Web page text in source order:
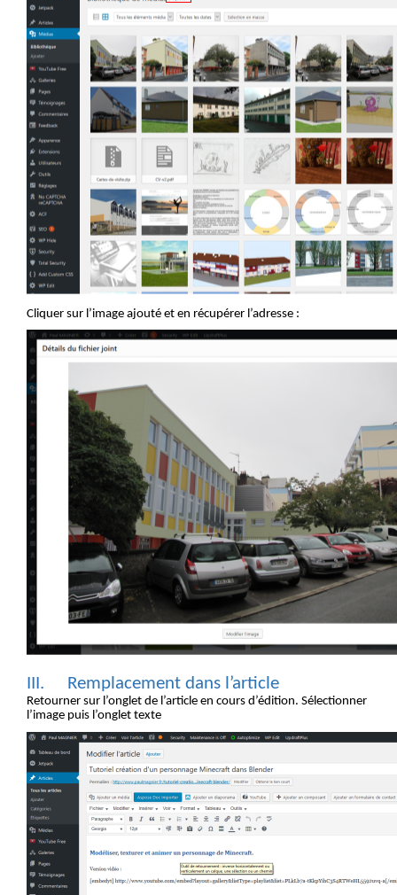
Cliquer sur l’image ajouté et en récupérer l’adresse :
III. Remplacement dans l’article
Retourner sur l’onglet de l’article en cours d’édition. Sélectionner
l’image puis l’onglet texte